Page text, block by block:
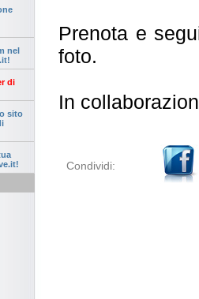
nel
di
sito
Prenota e
foto.
In
Condividi: